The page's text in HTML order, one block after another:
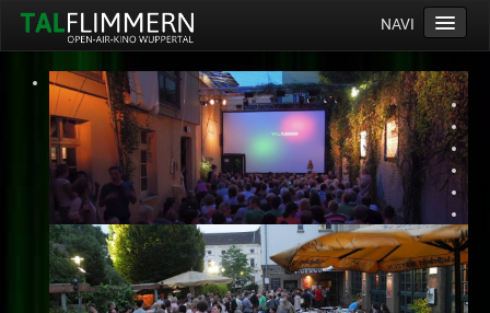
NAVI
Home
Programm
Service
Ticketinfos
Ort
Anreise
Wetter